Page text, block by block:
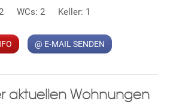
WCs: 2 Keller: 1
@ E-MAIL SENDEN
aktuellen Wohnungen